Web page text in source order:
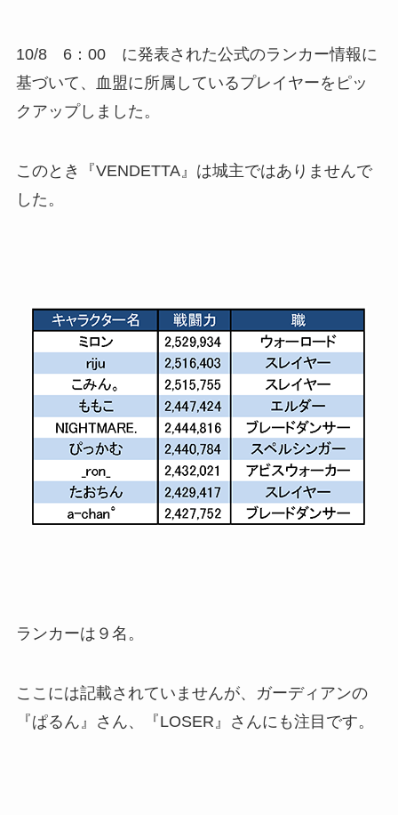
10/8 6：00 に発表された公式のランカー情報に
基づいて、血盟に所属しているプレイヤーをピッ
クアップしました。
このとき『VENDETTA』は城主ではありませんで
した。
ランカーは９名。
ここには記載されていませんが、ガーディアンの
『ぱるん』さん、『LOSER』さんにも注目です。